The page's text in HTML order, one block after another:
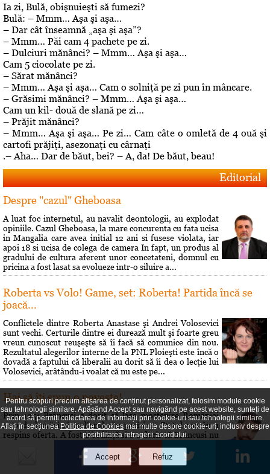
Ia zi, Bulă, obişnuieşti să fumezi?
Bulă: – Mmm… Aşa şi aşa…
– Dar cât înseamnă „aşa şi aşa”?
– Mmm… Păi cam 4 pachete pe zi.
– Dulciuri mănânci? – Mmm… Aşa şi aşa…
Cam 5 ciocolate pe zi.
– Sărat mănânci?
– Mmm… Aşa şi aşa… Cam o solniţă pe zi pun în mâncare.
– Grăsimi mănânci? – Mmm… Aşa şi aşa…
Cam un kil- două de slană pe zi…
– Prăjit mănânci?
– Mmm… Aşa şi aşa… Pe zi… Cam câte o omletă de 4 ouă şi
cartofi prăjiţi, asezonaţi cu cârnaţi
.– Aha… Dar de băut, bei? – A, da! De băut, beau!
Editorial
Despre "cazul" Gheboasa
A luat foc internetul, au navalit deontologii, au explodat
opiniile. Cazul Gheboasa, la mare concurenta cu fata ucisa
in Mangalia care avea initial 12 ani si fusese violata, iar
apoi 18 si ucisa de colega de camera In fapt, un produs al
gradului de cultura aferent unor concetateni, domnul cu
pricina a fost lasat sa evolueze intr-o siluire a...
Roberta vs Volo! Game, set: Roberta! Partida încă se
joacă...
Conflictele dintre Roberta Anastase şi Andrei Volosevici
sunt vechi. Certurile dintre ei durează mult şi foarte greu
vreun cunoscut reuşeşte să îi facă să comunice din nou.
Rezultatul alegerilor interne de la PNL Ploieşti este încă o
dovadă a faptului că liberalii au dorit să îi dea o lecţie lui
Volosevici, arâtându-i voalat că nu este pe...
Hai să îţi spun o poveste!
Prin 1951 Brâncusi a dorit să lase mostenire României
200 de lucrări si atelierul său parizian. Statul român a
respins oferta. A fost o sedinţă si s-a decis că Brâncusi nu
"speculează prin mijloace bizare gusturile morbide ale
societăţii burgheze". Cei care au hotărât asta au fost...
Pentru scopuri precum afișarea de conținut personalizat, folosim module cookie
sau tehnologii similare. Apăsând Accept sau navigând pe acest website, sunteți de
acord să permiți colectarea de informații prin cookie-uri sau tehnologii similare.
Aflați în secțiunea Politica de Cookiesmai multe despre cookie-uri, inclusiv despre
posibilitatea retragerii acordului.